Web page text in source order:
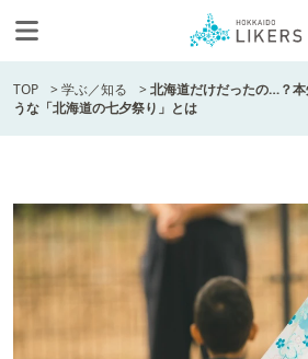
TOP >学ぶ／知る >北海道だけだったの…？
うな「北海道の七夕祭り」とは